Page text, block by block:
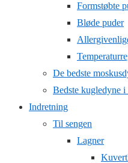
Formstøbte
Bløde puder
De bedste
Bedste kugledyne
Indretning
Til sengen
Lagner